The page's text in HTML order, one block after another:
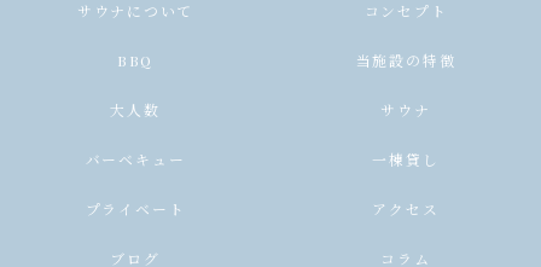
サウナについて コンセプト
BBQ 当施設の特徴
大人数 サウナ
バーベキュー 一棟貸し
プライベート アクセス
ブログ コラム